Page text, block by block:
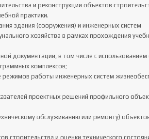
и реконструкции объектов
практики.
хозяйства в рамках прохождения
комплексов;
проектных решений профильного